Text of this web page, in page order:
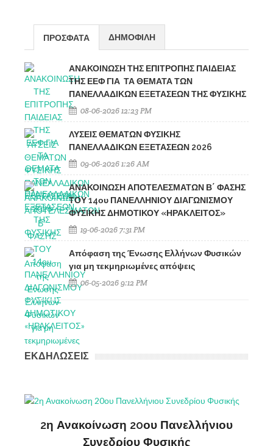
ΠΡΟΣΦΑΤΑ ΔΗΜΟΦΙΛΗ
ΑΝΑΚΟΙΝΩΣΗ ΤΗΣ ΕΠΙΤΡΟΠΗΣ ΠΑΙΔΕΙΑΣ
ΤΗΣ ΕΕΦ ΓΙΑ ΤΑ ΘΕΜΑΤΑ ΤΩΝ
ΠΑΝΕΛΛΑΔΙΚΩΝ ΕΞΕΤΑΣΕΩΝ ΤΗΣ ΦΥΣΙΚΗΣ
08-06-2026 12:23 PM
ΛΥΣΕΙΣ ΘΕΜΑΤΩΝ ΦΥΣΙΚΗΣ
ΠΑΝΕΛΛΑΔΙΚΩΝ ΕΞΕΤΑΣΕΩΝ 2026
09-06-2026 1:26 AM
ΑΝΑΚΟΙΝΩΣΗ ΑΠΟΤΕΛΕΣΜΑΤΩΝ Β΄ ΦΑΣΗΣ
ΤΟΥ 14ου ΠΑΝΕΛΛΗΝΙΟΥ ΔΙΑΓΩΝΙΣΜΟΥ
ΦΥΣΙΚΗΣ ΔΗΜΟΤΙΚΟΥ «ΗΡΑΚΛΕΙΤΟΣ»
19-06-2026 7:31 PM
Απόφαση της Ένωσης Ελλήνων Φυσικών
για μη τεκμηριωμένες απόψεις
06-05-2026 9:12 PM
ΕΚΔΗΛΩΣΕΙΣ
2η Ανακοίνωση 20ου Πανελλήνιου
Συνεδρίου Φυσικής